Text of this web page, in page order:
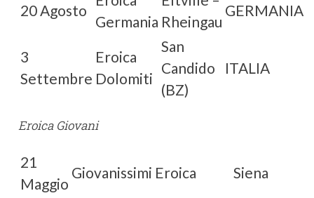
20 Agosto
Germania Rheingau
GERMANIA
3
Settembre
Eroica
Dolomiti
San
Candido
(BZ)
ITALIA
Eroica Giovani
21
Maggio
Giovanissimi Eroica Siena